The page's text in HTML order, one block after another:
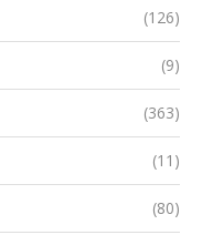
(126)
(9)
(363)
(11)
(80)